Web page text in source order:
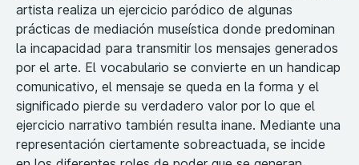
artista realiza un ejercicio paródico de algunas
prácticas de mediación museística donde predominan
la incapacidad para transmitir los mensajes generados
por el arte. El vocabulario se convierte en un handicap
comunicativo, el mensaje se queda en la forma y el
significado pierde su verdadero valor por lo que el
ejercicio narrativo también resulta inane. Mediante una
representación ciertamente sobreactuada, se incide